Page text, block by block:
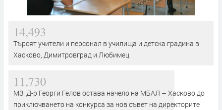
14,493
Търсят учители и персонал в училища и детска градина в
Хасково, Димитровград и Любимец
11,730
МЗ: Д-р Георги Гелов остава начело на МБАЛ – Хасково до
приключването на конкурса за нов съвет на директорите